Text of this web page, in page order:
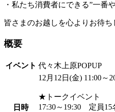
・私たち消費者にできる”一番
皆さまのお越しを心よりお待ち
概要
イベント 代々木上原POPUP
日時
12月12日(金) 11:00
★トークイベント
17:30～19:30 定員15